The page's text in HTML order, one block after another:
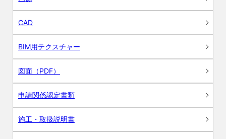
CAD
BIM用テクスチャー
図面（PDF）
申請関係認定書類
施工・取扱説明書